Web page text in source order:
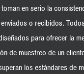
en serio la
o recibidos.
para ofrecer la
de muestreo de un
los estándares de